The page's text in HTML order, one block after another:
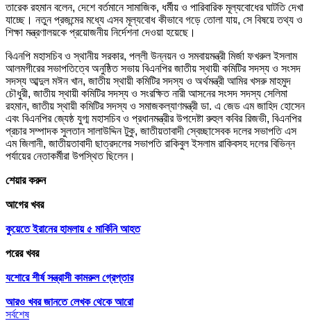
তারেক রহমান বলেন, দেশে বর্তমানে সামাজিক, ধর্মীয় ও পারিবারিক মূল্যবোধের ঘাটতি দেখা
যাচ্ছে। নতুন প্রজন্মের মধ্যে এসব মূল্যবোধ কীভাবে গড়ে তোলা যায়, সে বিষয়ে তথ্য ও
শিক্ষা মন্ত্রণালয়কে প্রয়োজনীয় নির্দেশনা দেওয়া হয়েছে।
বিএনপি মহাসচিব ও স্থানীয় সরকার, পল্লী উন্নয়ন ও সমবায়মন্ত্রী মির্জা ফখরুল ইসলাম
আলমগীরের সভাপতিত্বে অনুষ্ঠিত সভায় বিএনপির জাতীয় স্থায়ী কমিটির সদস্য ও সংসদ
সদস্য আব্দুল মঈন খান, জাতীয় স্থায়ী কমিটির সদস্য ও অর্থমন্ত্রী আমির খসরু মাহমুদ
চৌধুরী, জাতীয় স্থায়ী কমিটির সদস্য ও সংরক্ষিত নারী আসনের সংসদ সদস্য সেলিমা
রহমান, জাতীয় স্থায়ী কমিটির সদস্য ও সমাজকল্যাণমন্ত্রী ডা. এ জেড এম জাহিদ হোসেন
এবং বিএনপির জ্যেষ্ঠ যুগ্ম মহাসচিব ও প্রধানমন্ত্রীর উপদেষ্টা রুহুল কবির রিজভী, বিএনপির
প্রচার সম্পাদক সুলতান সালাউদ্দিন টুকু, জাতীয়তাবাদী স্বেচ্ছাসেবক দলের সভাপতি এস
এম জিলানী, জাতীয়তাবাদী ছাত্রদলের সভাপতি রাকিবুল ইসলাম রাকিবসহ দলের বিভিন্ন
পর্যায়ের নেতাকর্মীরা উপস্থিত ছিলেন।
শেয়ার করুন
আগের খবর
কুয়েতে ইরানের হামলায় ৫ মার্কিনি আহত
পরের খবর
যশোরে শীর্ষ সন্ত্রাসী কামরুল গ্রেপ্তার
আরও খবর জানতে লেখক থেকে আরো
সর্বশেষ